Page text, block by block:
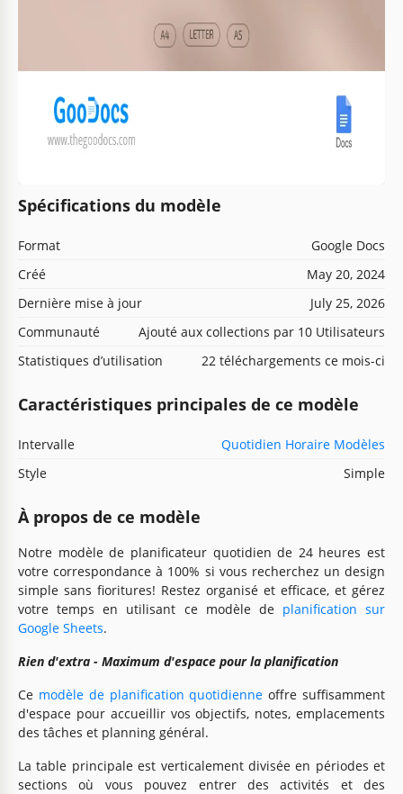
Spécifications du modèle
Format
Google Docs
Créé
May 20, 2024
Dernière mise à jour
July 25, 2026
Communauté
Ajouté aux collections par 10 Utilisateurs
Statistiques d’utilisation
22 téléchargements ce mois-ci
Caractéristiques principales de ce modèle
Intervalle
Quotidien Horaire Modèles
Style
Simple
À propos de ce modèle
Notre modèle de planificateur quotidien de 24 heures est
votre correspondance à 100% si vous recherchez un design
simple sans fioritures! Restez organisé et efficace, et gérez
votre temps en utilisant ce modèle de planification sur
Google Sheets.
Rien d'extra - Maximum d'espace pour la planification
Ce modèle de planification quotidienne offre suffisamment
d'espace pour accueillir vos objectifs, notes, emplacements
des tâches et planning général.
La table principale est verticalement divisée en périodes et
sections où vous pouvez entrer des activités et des